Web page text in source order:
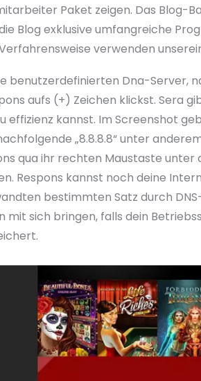
Paket zeigen. Das Blog-
Blog exklusive umfangreiche
verwenden
benutzerdefinierten Dna-Server,
aufs (+) Zeichen klickst. Sera
effizienz kannst. Im Screenshot
„8.8.8.8“ unter
qua ihr rechten Maustaste
Respons kannst noch deine
bestimmten Satz durch
mit sich bringen, falls dein